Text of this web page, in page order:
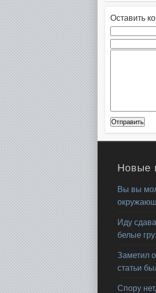
Оставить
Новые
Вы вы
Иду
белые
Заметил
статьи
Спору